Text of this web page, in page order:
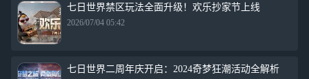
七日世界禁区玩法全面升级！欢乐抄家节上线
2026/07/04 05:42
七日世界二周年庆开启：2024奇梦狂潮活动全解析